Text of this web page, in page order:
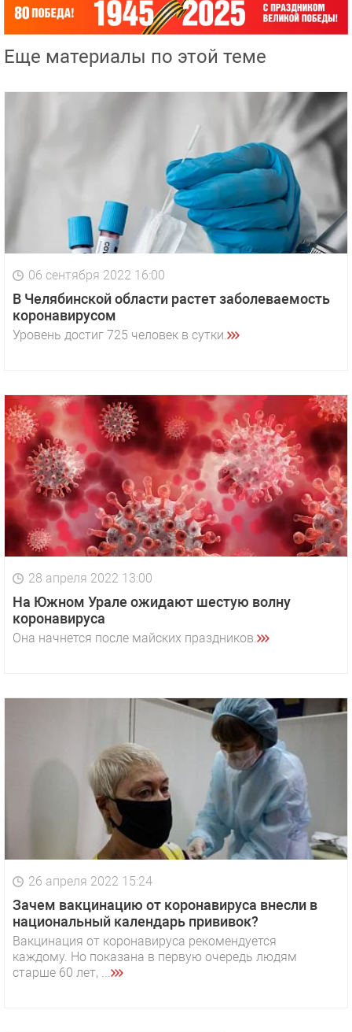
Еще материалы по этой теме
06 сентября 2022 16:00
В Челябинской области растет заболеваемость
коронавирусом
Уровень достиг 725 человек в сутки.
28 апреля 2022 13:00
На Южном Урале ожидают шестую волну
коронавируса
Она начнется после майских праздников.
26 апреля 2022 15:24
Зачем вакцинацию от коронавируса внесли в
национальный календарь прививок?
Вакцинация от коронавируса рекомендуется
каждому. Но показана в первую очередь людям
старше 60 лет, ...